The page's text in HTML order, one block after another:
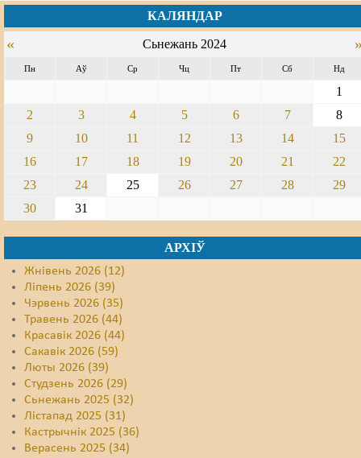
КАЛЯНДАР
« Сьнежань 2024
Пн Аў Ср Чц Пт Сб Нд
1
2
3 4 5 6 7
8
9
10 11 12 13 14
15
16
17 18 19 20 21
22
23
24 25 26 27 28
29
30
31
АРХІЎ
Жнівень 2026 (12)
Ліпень 2026 (39)
Чэрвень 2026 (35)
Травень 2026 (44)
Красавік 2026 (44)
Сакавік 2026 (59)
Люты 2026 (39)
Студзень 2026 (29)
Сьнежань 2025 (32)
Лістапад 2025 (31)
Кастрычнік 2025 (36)
Верасень 2025 (34)
Пэнітэнцыярная сыстэма
Распальваньне варожасьці
Рознае
Свабода сумленьня
Суд
Правы працоўных
Сацыяльныя правы